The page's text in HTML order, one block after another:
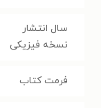
سال انتشار
نسخه فیزیکی
فرمت کتاب